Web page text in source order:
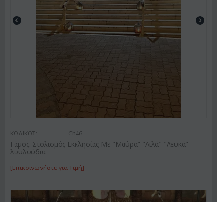
ΚΩΔΙΚΟΣ: Ch46
Γάμος. Στολισμός Εκκλησίας Με "Μαύρα" "Λιλά" "Λευκά"
λουλούδια
[Επικοινωνήστε για Τιμή]